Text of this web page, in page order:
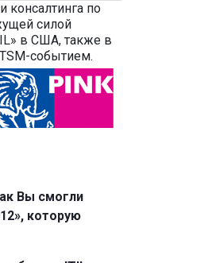
консалтинга по
силой
в США, также в
событием.
Вы смогли
которую